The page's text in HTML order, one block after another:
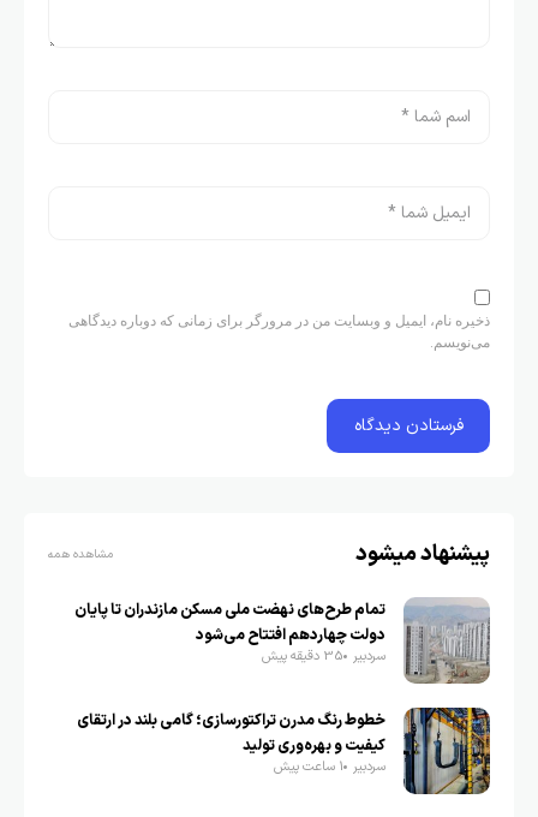
ذخیره نام، ایمیل و وبسایت من در مرورگر برای زمانی که دوباره دیدگاهی
می‌نویسم.
پیشنهاد میشود مشاهده همه
تمام طرح‌های نهضت ملی مسکن مازندران تا پایان
دولت چهاردهم افتتاح می‌شود
سردبیر 35 دقیقه پیش
خطوط رنگ مدرن تراکتورسازی؛ گامی بلند در ارتقای
کیفیت و بهره‌وری تولید
سردبیر 1 ساعت پیش